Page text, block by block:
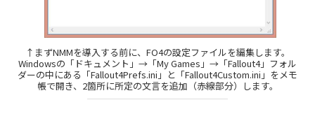
↑まずNMMを導入する前に、FO4の設定ファイルを編集します。
Windowsの「ドキュメント」→「My Games」→「Fallout4」フォル
ダーの中にある「Fallout4Prefs.ini」と「Fallout4Custom.ini」をメモ
帳で開き、2箇所に所定の文言を追加（赤線部分）します。